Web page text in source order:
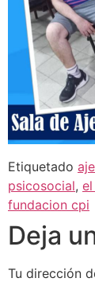
Etiquetado
psicosocial,
fundacion cpi
Deja
Tu dirección